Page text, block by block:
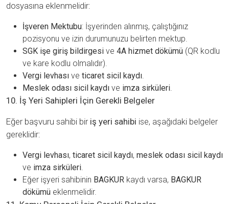
dosyasına eklenmelidir:
İşveren Mektubu: İşyerinden alınmış, çalıştığınız
pozisyonu ve izin durumunuzu belirten mektup.
SGK işe giriş bildirgesi ve 4A hizmet dökümü (QR kodlu
ve kare kodlu olmalıdır).
Vergi levhası ve ticaret sicil kaydı.
Meslek odası sicil kaydı ve imza sirküleri.
10. İş Yeri Sahipleri İçin Gerekli Belgeler
Eğer başvuru sahibi bir iş yeri sahibi ise, aşağıdaki belgeler
gereklidir:
Vergi levhası, ticaret sicil kaydı, meslek odası sicil kaydı
ve imza sirküleri.
Eğer işyeri sahibinin BAGKUR kaydı varsa, BAGKUR
dökümü eklenmelidir.